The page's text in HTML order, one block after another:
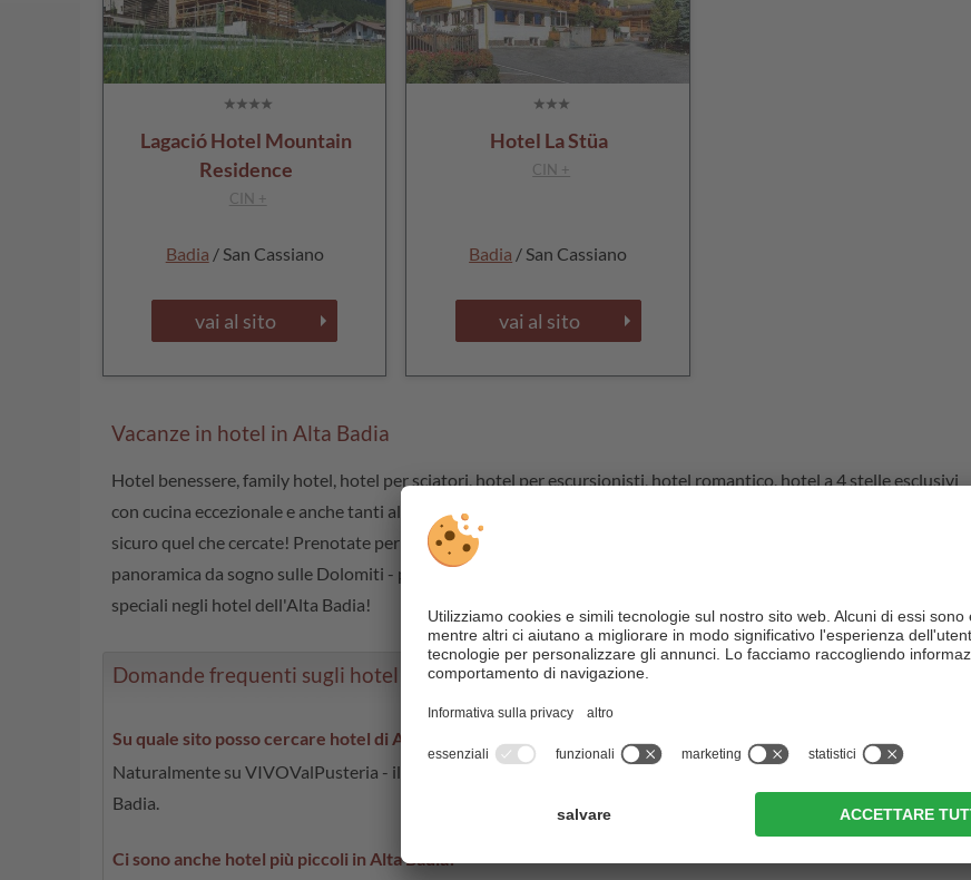
Lagació Hotel Mountain
Residence
CIN +
Badia / San Cassiano
vai al sito
Hotel La Stüa
CIN +
Badia / San Cassiano
vai al sito
Vacanze in hotel in Alta Badia
Hotel benessere, family hotel, hotel per sciatori, hotel per escursionisti, hotel romantico, hotel a 4 stelle esclusivi
con cucina eccezionale e anche tanti alberghi più piccoli – tra gli hotel e gli alberghi dell'Alta Badia troverete di
sicuro quel che cercate! Prenotate per tempo il vostro
panoramica da sogno sulle Dolomiti - per le vostre vacanze o anche solo per un breve weekend. Godetevi momenti
speciali negli hotel dell'Alta Badia!
Domande frequenti sugli hotel in Alta Badia
Su quale sito posso cercare hotel di Alta Badia?
Naturalmente su VIVOValPusteria - il vostro portale di viaggi per le vacanze in Val Pusteria e anche per l'Alta
Badia.
Ci sono anche hotel più piccoli in Alta Badia?